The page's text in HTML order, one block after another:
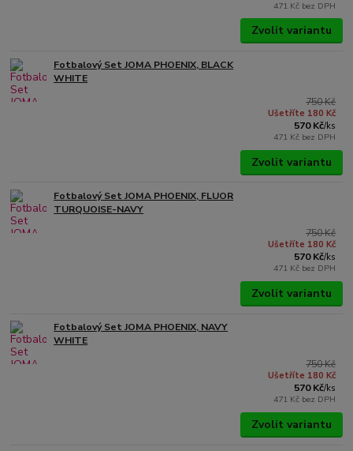
471 Kč bez DPH
Zvolit variantu
Fotbalový Set JOMA PHOENIX, BLACK
WHITE
750 Kč
Ušetříte 180 Kč
570 Kč/ks
471 Kč bez DPH
Zvolit variantu
Fotbalový Set JOMA PHOENIX, FLUOR
TURQUOISE-NAVY
750 Kč
Ušetříte 180 Kč
570 Kč/ks
471 Kč bez DPH
Zvolit variantu
Fotbalový Set JOMA PHOENIX, NAVY
WHITE
750 Kč
Ušetříte 180 Kč
570 Kč/ks
471 Kč bez DPH
Zvolit variantu